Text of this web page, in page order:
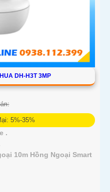
DH-H3T 3MP
5%-35%
.
10m Hồng Ngoại Smart